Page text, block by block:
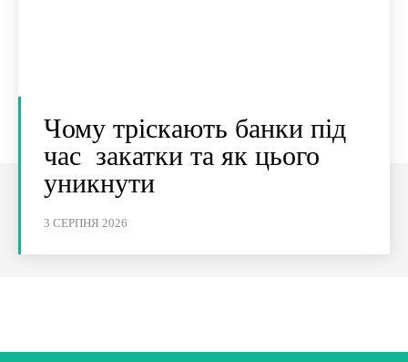
Чому тріскають банки під
час закатки та як цього
уникнути
3 СЕРПНЯ 2026